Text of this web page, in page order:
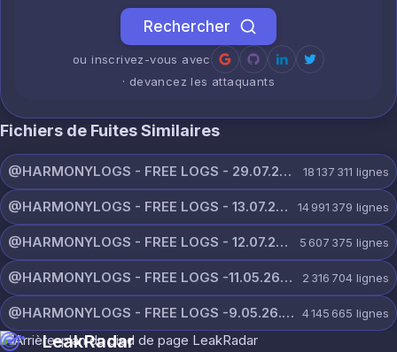
Rechercher
ou inscrivez-vous avec
· devancez les attaquants
Fichiers de Fuites Similaires
@HARMONYLOGS - FREE LOGS - 29.07.26.zip 18 137 311 lignes
@HARMONYLOGS - FREE LOGS - 13.07.26.zip 14 991 379 lignes
@HARMONYLOGS - FREE LOGS - 12.07.26.zip 5 607 375 lignes
@HARMONYLOGS - FREE LOGS -11.05.26.rar 2 316 704 lignes
@HARMONYLOGS - FREE LOGS -9.05.26.rar 4 145 665 lignes
LeakRadar